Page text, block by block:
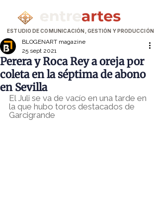
ESTUDIO DE COMUNICACIÓN, GESTIÓN Y PRODUCCIÓN
Perera y Roca Rey a oreja por
coleta en la séptima de abono
en Sevilla
BLOGENART magazine
25 sept 2021
El Juli se va de vacío en una tarde en
la que hubo toros destacados de
Garcigrande